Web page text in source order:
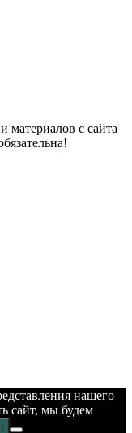
с сайта
нашего
сайт, мы будем